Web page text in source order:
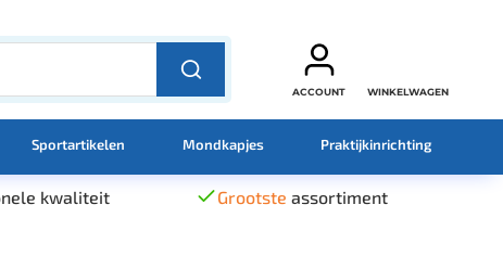
ACCOUNT WINKELWAGEN
Sportartikelen Mondkapjes Praktijkinrichting
kwaliteit Grootste assortiment